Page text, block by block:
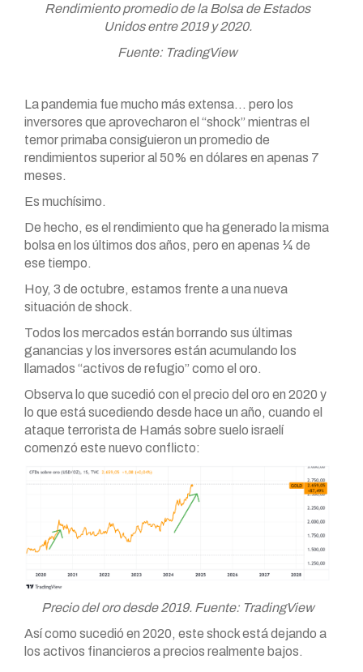
Rendimiento promedio de la Bolsa de Estados
Unidos entre 2019 y 2020.
Fuente: TradingView
La pandemia fue mucho más extensa… pero los
inversores que aprovecharon el “shock” mientras el
temor primaba consiguieron un promedio de
rendimientos superior al 50% en dólares en apenas 7
meses.
Es muchísimo.
De hecho, es el rendimiento que ha generado la misma
bolsa en los últimos dos años, pero en apenas ¼ de
ese tiempo.
Hoy, 3 de octubre, estamos frente a una nueva
situación de shock.
Todos los mercados están borrando sus últimas
ganancias y los inversores están acumulando los
llamados “activos de refugio” como el oro.
Observa lo que sucedió con el precio del oro en 2020 y
lo que está sucediendo desde hace un año, cuando el
ataque terrorista de Hamás sobre suelo israelí
comenzó este nuevo conflicto:
Precio del oro desde 2019. Fuente: TradingView
Así como sucedió en 2020, este shock está dejando a
los activos financieros a precios realmente bajos.